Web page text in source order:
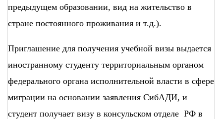
предыдущем образовании, вид на жительство в
стране постоянного проживания и т.д.).
Приглашение для получения учебной визы выдается
иностранному студенту территориальным органом
федерального органа исполнительной власти в сфере
миграции на основании заявления СибАДИ, и
студент получает визу в консульском отделе РФ в